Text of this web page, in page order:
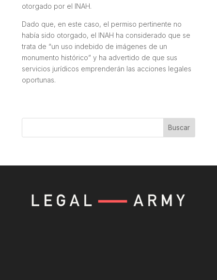
otorgado por el INAH.
Dado que, en este caso, el permiso pertinente no
había sido otorgado, el INAH ha considerado que se
trata de “un uso indebido de imágenes de un
monumento histórico” y ha advertido de que sus
servicios jurídicos emprenderán las acciones legales
oportunas.
Buscar